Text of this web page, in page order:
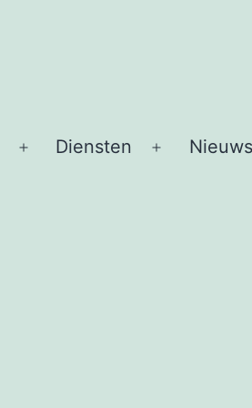
Open
Diensten
Open
Nieuws